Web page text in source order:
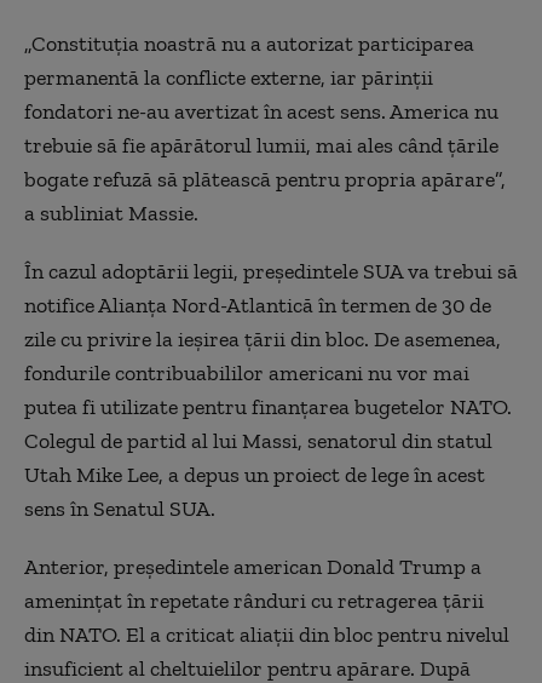
„Constituția noastră nu a autorizat participarea
permanentă la conflicte externe, iar părinții
fondatori ne-au avertizat în acest sens. America nu
trebuie să fie apărătorul lumii, mai ales când țările
bogate refuză să plătească pentru propria apărare”,
a subliniat Massie.
În cazul adoptării legii, președintele SUA va trebui să
notifice Alianța Nord-Atlantică în termen de 30 de
zile cu privire la ieșirea țării din bloc. De asemenea,
fondurile contribuabililor americani nu vor mai
putea fi utilizate pentru finanțarea bugetelor NATO.
Colegul de partid al lui Massi, senatorul din statul
Utah Mike Lee, a depus un proiect de lege în acest
sens în Senatul SUA.
Anterior, președintele american Donald Trump a
amenințat în repetate rânduri cu retragerea țării
din NATO. El a criticat aliații din bloc pentru nivelul
insuficient al cheltuielilor pentru apărare. După